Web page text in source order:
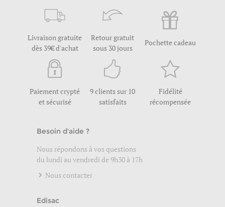
Livraison gratuite
dès 39€ d'achat
Retour gratuit
sous 30 jours
Pochette cadeau
Paiement crypté
et sécurisé
9 clients sur 10
satisfaits
Fidélité
récompensée
Besoin d'aide ?
Nous répondons à vos questions
du lundi au vendredi de 9h30 à 17h
Nous contacter
Edisac